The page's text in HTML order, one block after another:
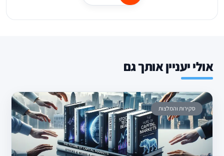
אולי יעניין אותך גם
סקירות והמלצות